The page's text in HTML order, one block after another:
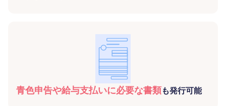
青色申告や給与支払いに必要な書類も発行可能